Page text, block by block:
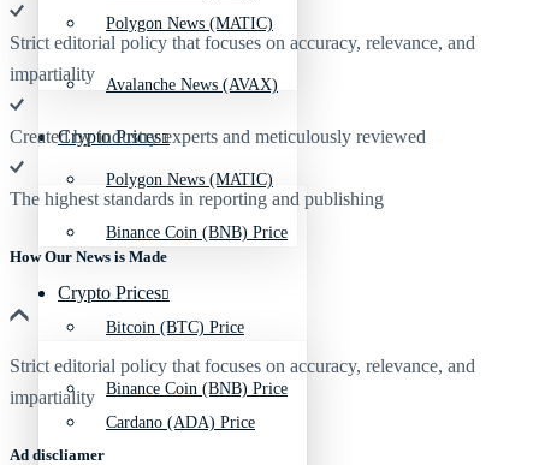
Polygon News (MATIC)
Crypto Prices
Binance Coin (BNB) Price
Bitcoin (BTC) Price
Cardano (ADA) Price
Avalanche News (AVAX)
Polygon News (MATIC)
Crypto Prices
Binance Coin (BNB) Price
Strict editorial policy that focuses on accuracy, relevance, and
impartiality
Created by industry experts and meticulously reviewed
The highest standards in reporting and publishing
How Our News is Made
Strict editorial policy that focuses on accuracy, relevance, and
impartiality
Ad discliamer